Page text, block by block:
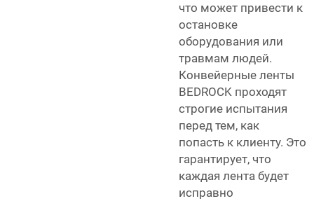
что может привести к
остановке
оборудования или
травмам людей.
Конвейерные ленты
BEDROCK проходят
строгие испытания
перед тем, как
попасть к клиенту. Это
гарантирует, что
каждая лента будет
исправно